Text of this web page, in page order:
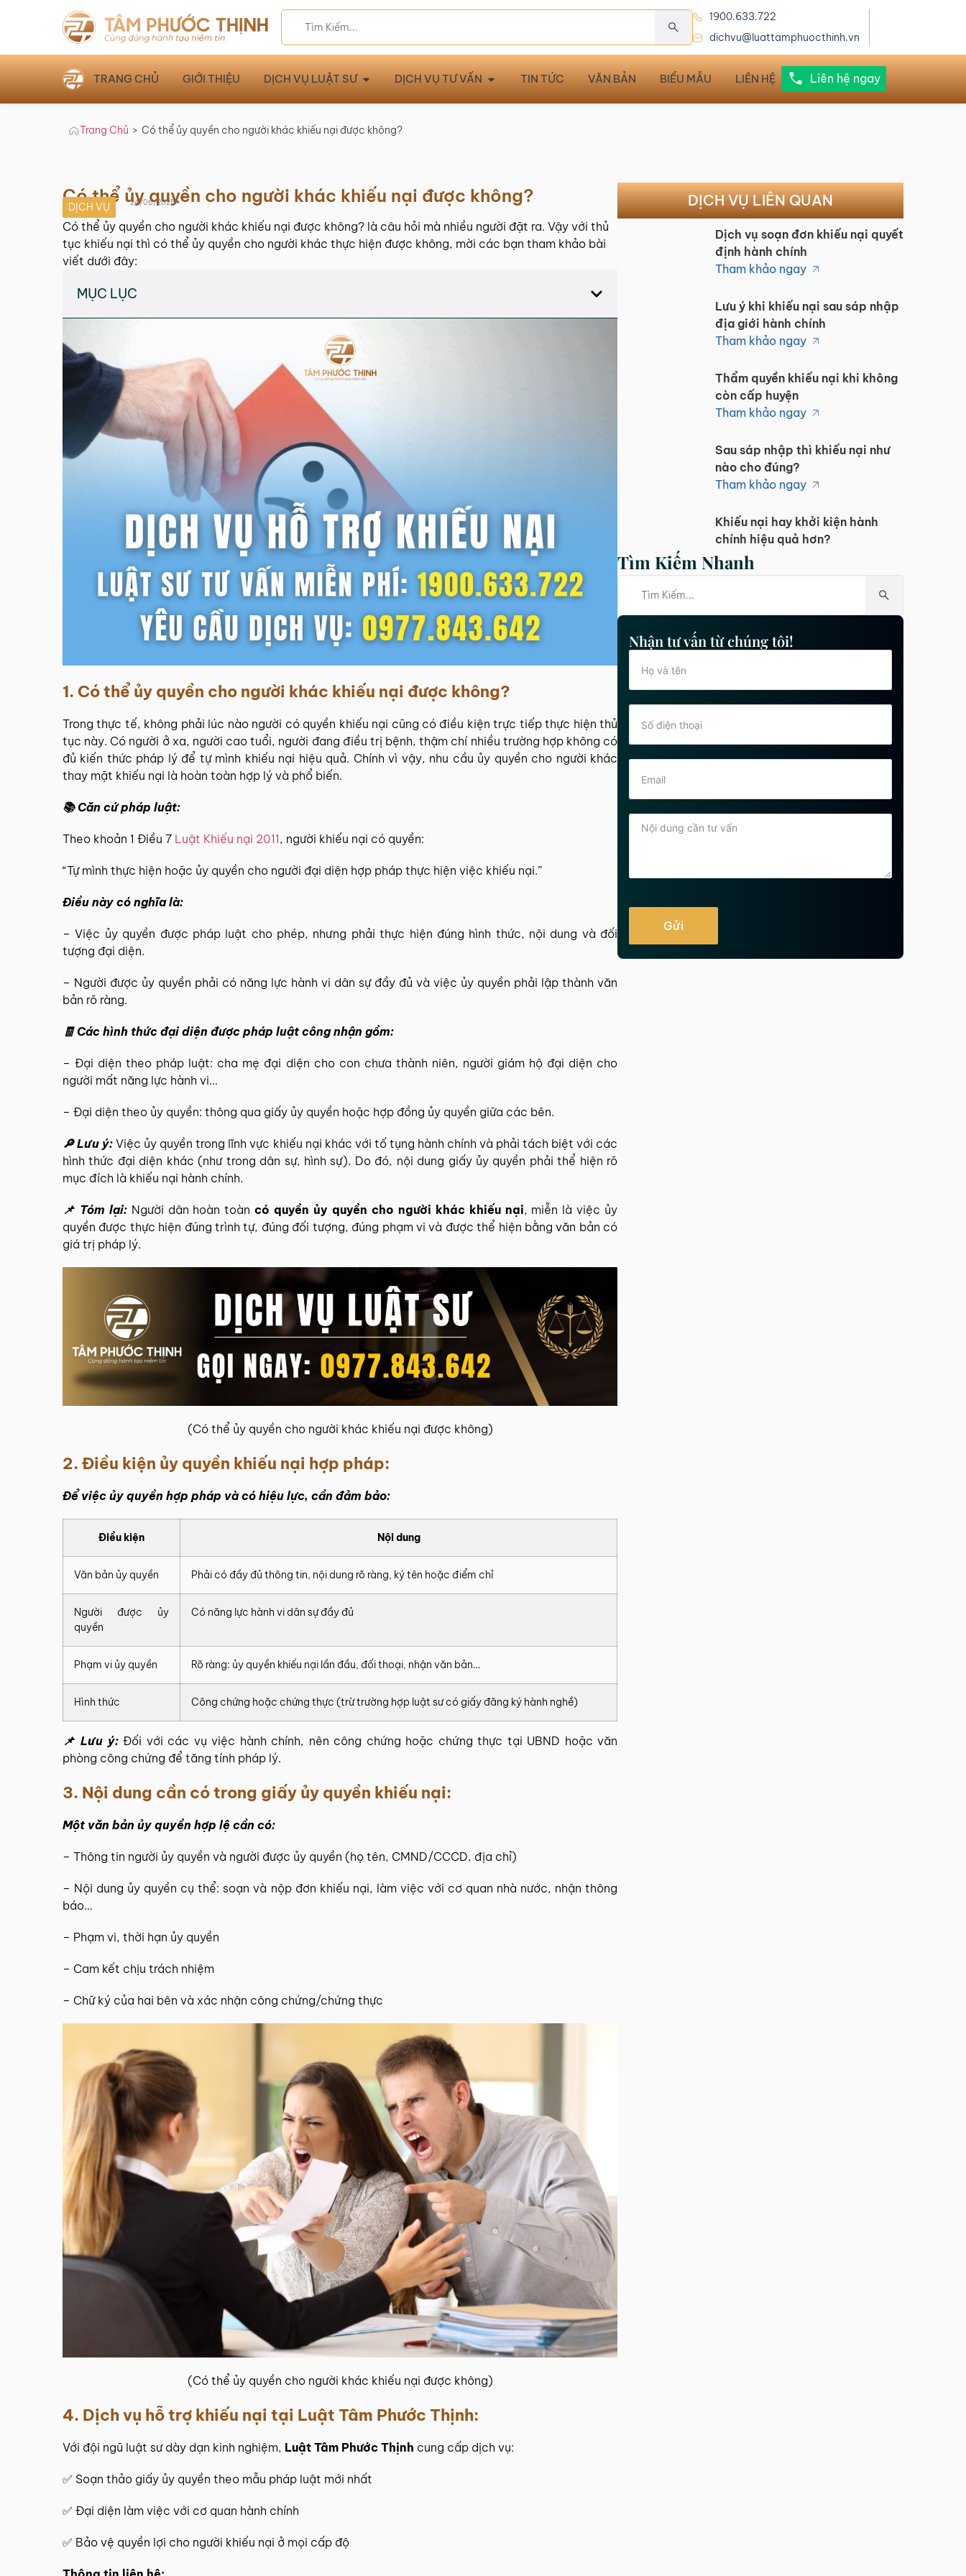
1900.633.722
dichvu@luattamphuocthinh.vn
TRANG CHỦ GIỚI THIỆU DỊCH VỤ LUẬT SƯ DỊCH VỤ TƯ VẤN TIN TỨC VĂN BẢN BIỂU MẪU LIÊN HỆ Liên hệ ngay
Trang Chủ > Có thể ủy quyền cho người khác khiếu nại được không?
Có thể ủy quyền cho người khác khiếu nại được không?
DỊCH VỤ 24/06/2025•
Có thể ủy quyền cho người khác khiếu nại được không? là câu hỏi mà nhiều người đặt ra. Vậy với thủ
tục khiếu nại thì có thể ủy quyền cho người khác thực hiện được không, mời các bạn tham khảo bài
viết dưới đây:
MỤC LỤC
1. Có thể ủy quyền cho người khác khiếu nại được không?
Trong thực tế, không phải lúc nào người có quyền khiếu nại cũng có điều kiện trực tiếp thực hiện thủ
tục này. Có người ở xa, người cao tuổi, người đang điều trị bệnh, thậm chí nhiều trường hợp không có
đủ kiến thức pháp lý để tự mình khiếu nại hiệu quả. Chính vì vậy, nhu cầu ủy quyền cho người khác
thay mặt khiếu nại là hoàn toàn hợp lý và phổ biến.
📚 Căn cứ pháp luật:
Theo khoản 1 Điều 7 Luật Khiếu nại 2011, người khiếu nại có quyền:
“Tự mình thực hiện hoặc ủy quyền cho người đại diện hợp pháp thực hiện việc khiếu nại.”
Điều này có nghĩa là:
– Việc ủy quyền được pháp luật cho phép, nhưng phải thực hiện đúng hình thức, nội dung và đối
tượng đại diện.
– Người được ủy quyền phải có năng lực hành vi dân sự đầy đủ và việc ủy quyền phải lập thành văn
bản rõ ràng.
🧾 Các hình thức đại diện được pháp luật công nhận gồm:
– Đại diện theo pháp luật: cha mẹ đại diện cho con chưa thành niên, người giám hộ đại diện cho
người mất năng lực hành vi…
– Đại diện theo ủy quyền: thông qua giấy ủy quyền hoặc hợp đồng ủy quyền giữa các bên.
🔎 Lưu ý: Việc ủy quyền trong lĩnh vực khiếu nại khác với tố tụng hành chính và phải tách biệt với các
hình thức đại diện khác (như trong dân sự, hình sự). Do đó, nội dung giấy ủy quyền phải thể hiện rõ
mục đích là khiếu nại hành chính.
📌 Tóm lại:Người dân hoàn toàncó quyền ủy quyền cho người khác khiếu nại, miễn là việc ủy
quyền được thực hiện đúng trình tự, đúng đối tượng, đúng phạm vi và được thể hiện bằng văn bản có
giá trị pháp lý.
(Có thể ủy quyền cho người khác khiếu nại được không)
2. Điều kiện ủy quyền khiếu nại hợp pháp:
Để việc ủy quyền hợp pháp và có hiệu lực, cần đảm bảo:
Điều kiện Nội dung
Văn bản ủy quyền Phải có đầy đủ thông tin, nội dung rõ ràng, ký tên hoặc điểm chỉ
Người được ủy
quyền
Có năng lực hành vi dân sự đầy đủ
Phạm vi ủy quyền Rõ ràng: ủy quyền khiếu nại lần đầu, đối thoại, nhận văn bản…
Hình thức Công chứng hoặc chứng thực (trừ trường hợp luật sư có giấy đăng ký hành nghề)
📌 Lưu ý: Đối với các vụ việc hành chính, nên công chứng hoặc chứng thực tại UBND hoặc văn
phòng công chứng để tăng tính pháp lý.
3. Nội dung cần có trong giấy ủy quyền khiếu nại:
Một văn bản ủy quyền hợp lệ cần có:
– Thông tin người ủy quyền và người được ủy quyền (họ tên, CMND/CCCD, địa chỉ)
– Nội dung ủy quyền cụ thể: soạn và nộp đơn khiếu nại, làm việc với cơ quan nhà nước, nhận thông
báo…
– Phạm vi, thời hạn ủy quyền
– Cam kết chịu trách nhiệm
– Chữ ký của hai bên và xác nhận công chứng/chứng thực
(Có thể ủy quyền cho người khác khiếu nại được không)
4. Dịch vụ hỗ trợ khiếu nại tại Luật Tâm Phước Thịnh:
Với đội ngũ luật sư dày dạn kinh nghiệm, Luật Tâm Phước Thịnh cung cấp dịch vụ:
✅ Soạn thảo giấy ủy quyền theo mẫu pháp luật mới nhất
✅ Đại diện làm việc với cơ quan hành chính
✅ Bảo vệ quyền lợi cho người khiếu nại ở mọi cấp độ
DỊCH VỤ LIÊN QUAN
Dịch vụ soạn đơn khiếu nại quyết
định hành chính
Tham khảo ngay
Lưu ý khi khiếu nại sau sáp nhập
địa giới hành chính
Tham khảo ngay
Thẩm quyền khiếu nại khi không
còn cấp huyện
Tham khảo ngay
Sau sáp nhập thì khiếu nại như
nào cho đúng?
Tham khảo ngay
Khiếu nại hay khởi kiện hành
chính hiệu quả hơn?
Tham khảo ngay
Năm 2025 khiếu nại cần lưu ý
những điều sau
mới nhất hiện nay
Cách khiếu nại công ty nợ lương,
Tìm Kiếm Nhanh
Nhận tư vấn từ chúng tôi!
Gửi